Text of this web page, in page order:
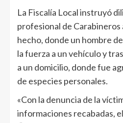
La Fiscalía Local instruyó
profesional de Carabineros
hecho, donde un hombre
la fuerza a un vehículo y
a un domicilio, donde fue
de especies personales.
«Con la denuncia de la
informaciones recabadas,